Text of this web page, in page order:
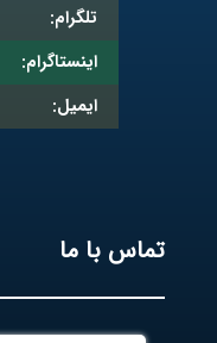
تلگرام:
اینستاگرام:
ایمیل:
تماس با ما